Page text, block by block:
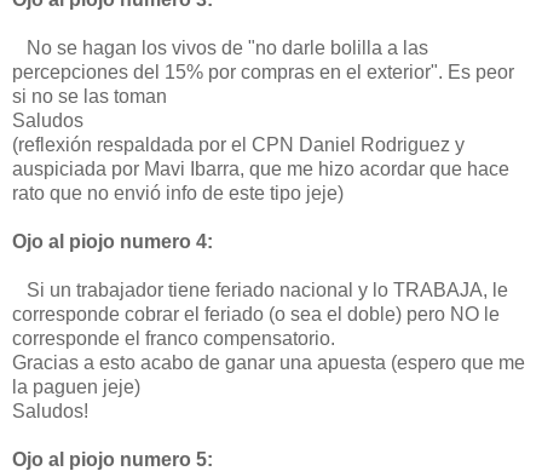
No se hagan los vivos de "no darle bolilla a las
percepciones del 15% por compras en el exterior". Es peor
si no se las toman
Saludos
(reflexión respaldada por el CPN Daniel Rodriguez y
auspiciada por Mavi Ibarra, que me hizo acordar que hace
rato que no envió info de este tipo jeje)
Ojo al piojo numero 4:
Si un trabajador tiene feriado nacional y lo TRABAJA, le
corresponde cobrar el feriado (o sea el doble) pero NO le
corresponde el franco compensatorio.
Gracias a esto acabo de ganar una apuesta (espero que me
la paguen jeje)
Saludos!
Ojo al piojo numero 5: